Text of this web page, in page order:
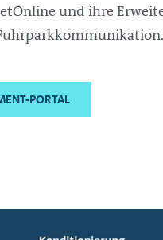
und ihre
PORTAL